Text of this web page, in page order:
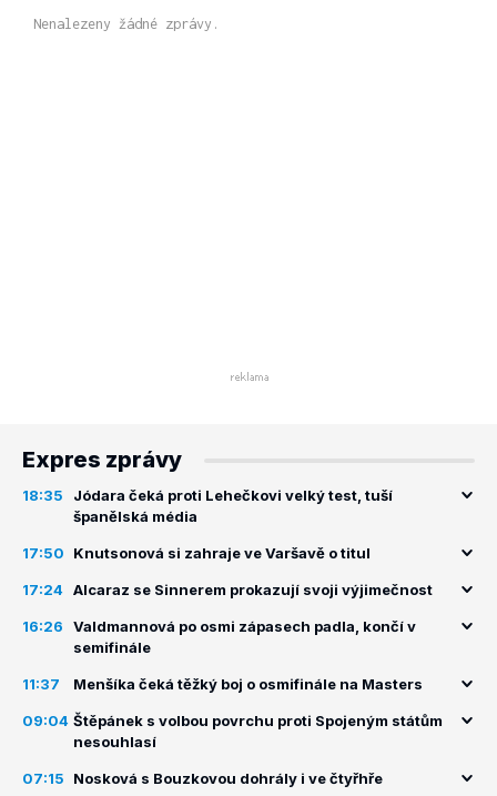
Nenalezeny žádné zprávy.
Expres zprávy
18:35
Jódara čeká proti Lehečkovi velký test, tuší
španělská média
17:50 Knutsonová si zahraje ve Varšavě o titul
17:24 Alcaraz se Sinnerem prokazují svoji výjimečnost
16:26
Valdmannová po osmi zápasech padla, končí v
semifinále
11:37 Menšíka čeká těžký boj o osmifinále na Masters
09:04 Štěpánek s volbou povrchu proti Spojeným státům
nesouhlasí
07:15 Nosková s Bouzkovou dohrály i ve čtyřhře